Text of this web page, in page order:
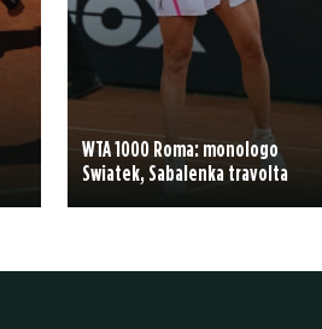
WTA 1000 Roma: monologo
Swiatek, Sabalenka travolta